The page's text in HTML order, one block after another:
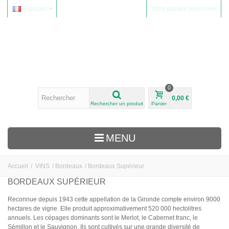
Français Votre espace personnel
Rechercher un produit Panier
0
0,00 €
MENU
VINS
Alsace
Beaujolais
Domaine Yvon Métras
Accueil / VINS / Bordeaux / Bordeaux Supérieur
BORDEAUX SUPÉRIEUR
Reconnue depuis 1943 cette appellation de la Gironde compte environ 9000
hectares de vigne. Elle produit approximativement 520 000 hectolitres
annuels. Les cépages dominants sont le Merlot, le Cabernet franc, le
Sémillon et le Sauvignon. Ils sont cultivés sur une grande diversité de